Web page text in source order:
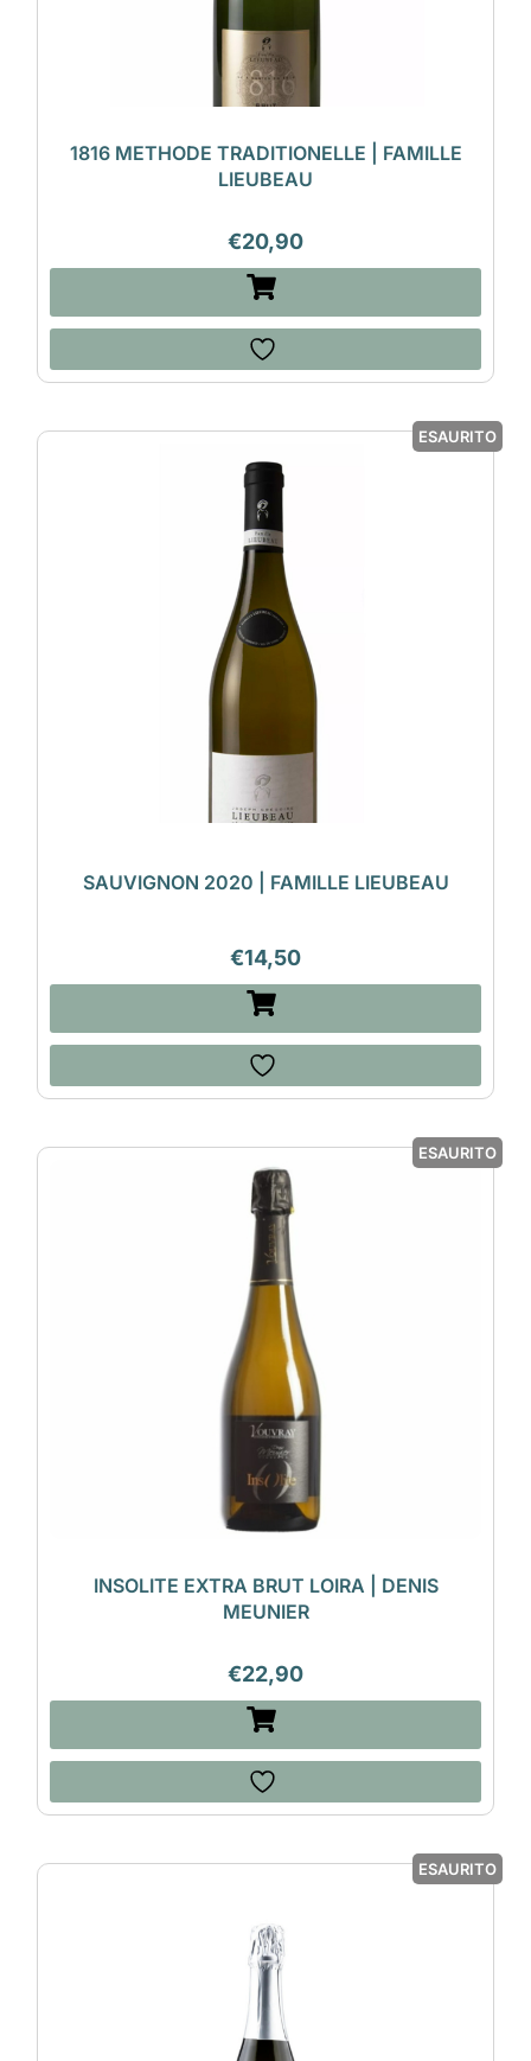
1816 METHODE TRADITIONELLE | FAMILLE
LIEUBEAU
€20,90
ESAURITO
SAUVIGNON 2020 | FAMILLE LIEUBEAU
€14,50
ESAURITO
INSOLITE EXTRA BRUT LOIRA | DENIS
MEUNIER
€22,90
ESAURITO